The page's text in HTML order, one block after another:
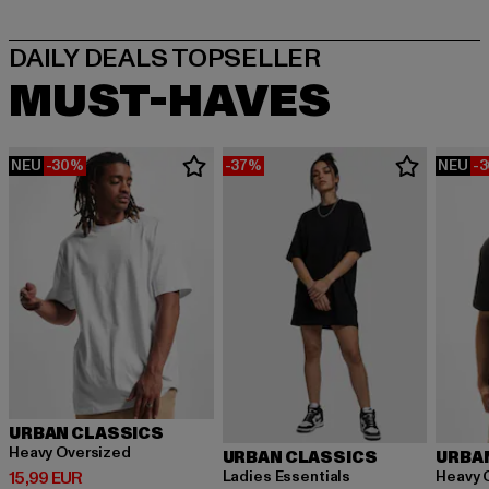
MUST-HAVES
NEU -30%
URBAN CLASSICS
Heavy Oversized
15,99 EUR
Derzeitiger Preis: 15,99 EUR
-37%
URBAN CLASSICS
Ladies Essentials
NEU -
Heavy